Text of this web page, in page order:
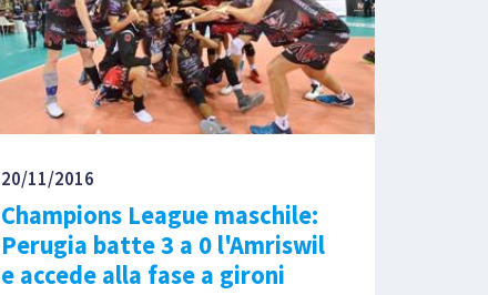
20/11/2016
Champions League maschile:
Perugia batte 3 a 0 l'Amriswil
e accede alla fase a gironi